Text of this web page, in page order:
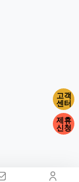
고객
센터
제휴
신청